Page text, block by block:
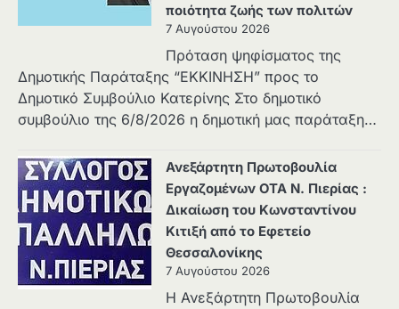
ποιότητα ζωής των πολιτών
7 Αυγούστου 2026
Πρόταση ψηφίσματος της
Δημοτικής Παράταξης “ΕΚΚΙΝΗΣΗ” προς το
Δημοτικό Συμβούλιο Κατερίνης Στο δημοτικό
συμβούλιο της 6/8/2026 η δημοτική μας παράταξη…
Ανεξάρτητη Πρωτοβουλία
Εργαζομένων ΟΤΑ Ν. Πιερίας :
Δικαίωση του Κωνσταντίνου
Κιτιξή από το Εφετείο
Θεσσαλονίκης
7 Αυγούστου 2026
Η Ανεξάρτητη Πρωτοβουλία